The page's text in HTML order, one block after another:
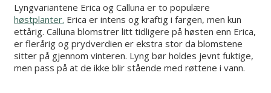
Lyngvariantene Erica og Calluna er to populære
høstplanter. Erica er intens og kraftig i fargen, men kun
ettårig. Calluna blomstrer litt tidligere på høsten enn Erica,
er flerårig og prydverdien er ekstra stor da blomstene
sitter på gjennom vinteren. Lyng bør holdes jevnt fuktige,
men pass på at de ikke blir stående med røttene i vann.